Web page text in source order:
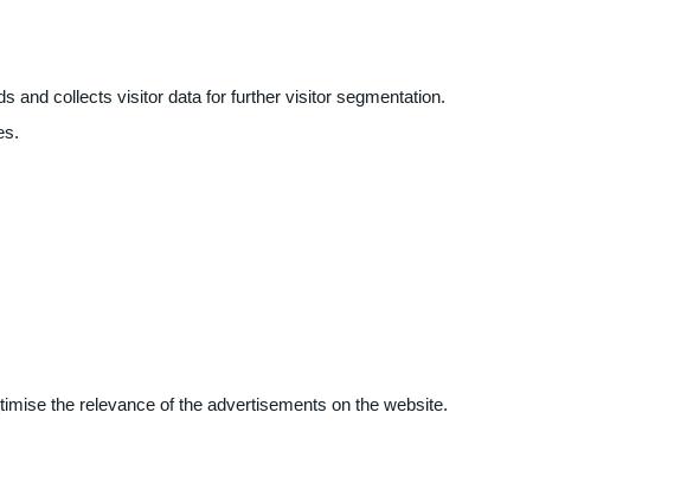
and collects visitor data for further visitor segmentation.
the relevance of the advertisements on the website.